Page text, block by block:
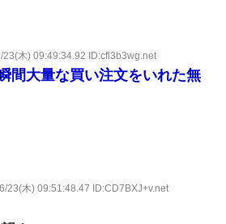
23(木) 09:49:34.92 ID:cfl3b3wg.net
間大量な買い注文をいれた無
23(木) 09:51:48.47 ID:CD7BXJ+v.net